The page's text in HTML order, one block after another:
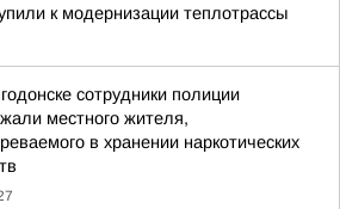
к модернизации теплотрассы
сотрудники полиции
местного жителя,
в хранении наркотических